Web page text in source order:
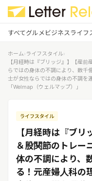
すべてグルメビジネスライフ
すべての記事
グルメ
ビジネス
ライフスタイル
ログイン
配信プレスリリース配信ユーザ
する
受信レターリリース受信ユーザ
メディアユーザーでログイ
レターリリースを受信（メ
録）
ホーム›ライフスタイル›
【月経時は『ブリッジ』】【産
らではの身体の不調により、数千
士が女性ならではの身体の不調を
「Welmap（ウェルマップ）」
ライフスタイル
【月経時は『ブ
＆股関節のトレー
体の不調により、
る！元産婦人科の